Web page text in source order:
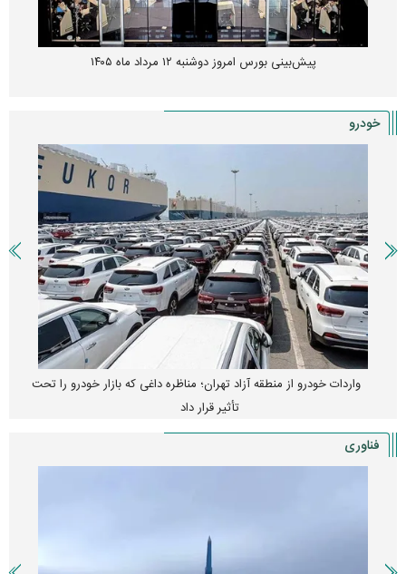
پیش‌بینی بورس امروز دوشنبه ۱۲ مرداد ماه ۱۴۰۵
خودرو
واردات خودرو از منطقه آزاد تهران؛ مناظره داغی که بازار خودرو را تحت
تأثیر قرار داد
فناوری